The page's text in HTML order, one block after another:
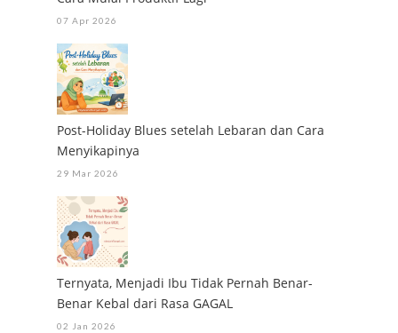
07 Apr 2026
Post-Holiday Blues setelah Lebaran dan Cara
Menyikapinya
29 Mar 2026
Ternyata, Menjadi Ibu Tidak Pernah Benar-
Benar Kebal dari Rasa GAGAL
02 Jan 2026